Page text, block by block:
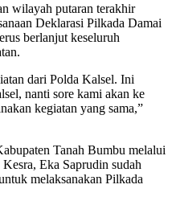
wilayah putaran terakhir
Deklarasi Pilkada Damai
berlanjut keseluruh
dari Polda Kalsel. Ini
nanti sore kami akan ke
kegiatan yang sama,”
Tanah Bumbu melalui
Eka Saprudin sudah
melaksanakan Pilkada